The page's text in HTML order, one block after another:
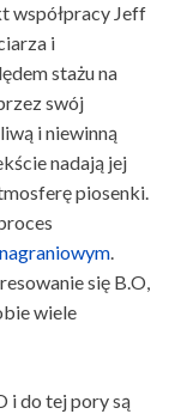
współpracy Jeff
i
stażu na
swój
i niewinną
nadają jej
piosenki.
.
się B.O,
wiele
i do tej pory są